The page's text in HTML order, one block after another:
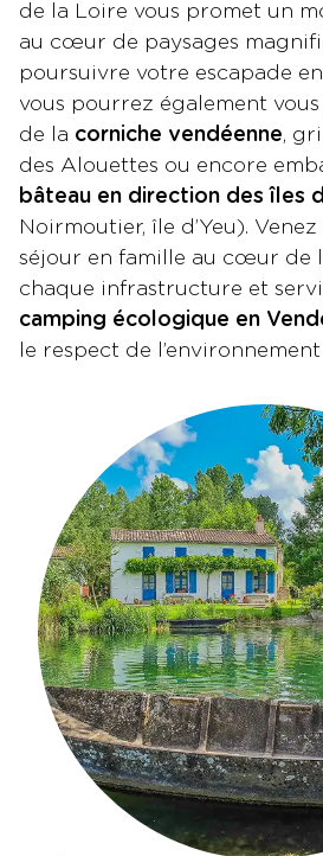
de la Loire vous promet un
au cœur de paysages
poursuivre votre escapade
vous pourrez également
de la corniche vendéenne,
des Alouettes ou encore
bâteau en direction des îles
Noirmoutier, île d’Yeu).
séjour en famille au cœur de
chaque infrastructure et
camping écologique en
le respect de l’environnement